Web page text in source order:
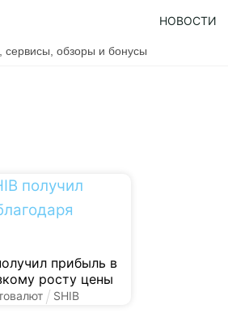
сервисы, обзоры и бонусы
НОВОСТИ
прибыль в
росту цены
SHIB